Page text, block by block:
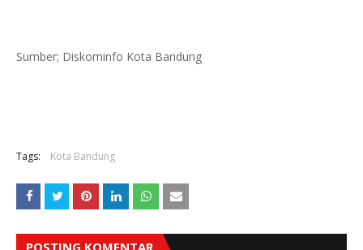
Sumber; Diskominfo Kota Bandung
Tags: Kota Bandung
POSTING KOMENTAR